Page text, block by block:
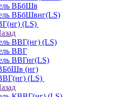
ВБбШв
ВБбШвнг(LS)
(LS)
ВВГ(нг) (LS)
ВВГ
ВВГнг(LS)
(нг)
(LS)